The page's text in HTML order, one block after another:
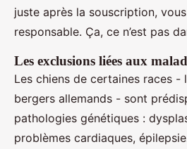
juste après la souscription,
responsable. Ça, ce n’est pas
Les exclusions liées aux
Les chiens de certaines races -
bergers allemands - sont
pathologies génétiques :
problèmes cardiaques,